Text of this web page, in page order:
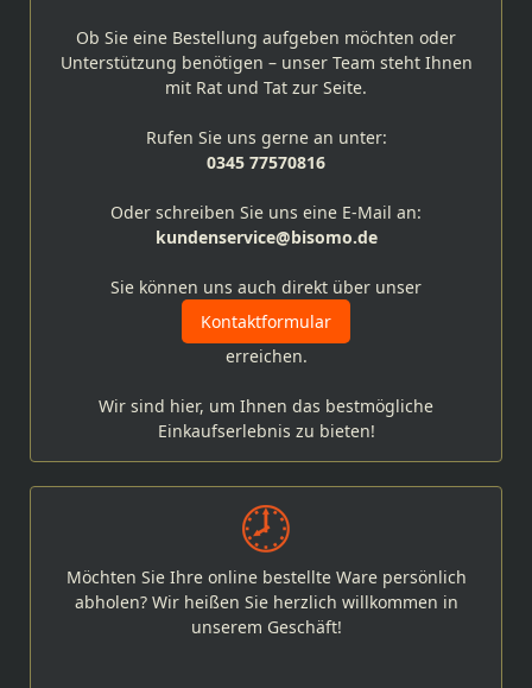
Ob Sie eine Bestellung aufgeben möchten oder
Unterstützung benötigen – unser Team steht Ihnen
mit Rat und Tat zur Seite.
Rufen Sie uns gerne an unter:
0345 77570816
Oder schreiben Sie uns eine E-Mail an:
kundenservice@bisomo.de
Sie können uns auch direkt über unser
Kontaktformular
erreichen.
Wir sind hier, um Ihnen das bestmögliche
Einkaufserlebnis zu bieten!
Möchten Sie Ihre online bestellte Ware persönlich
abholen? Wir heißen Sie herzlich willkommen in
unserem Geschäft!